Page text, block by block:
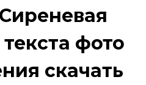
фото
скачать